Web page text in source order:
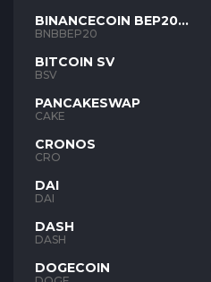
BINANCECOIN BEP20
BNB
BNBBEP20
BITCOIN SV
BSV
PANCAKESWAP
CAKE
CRONOS
CRO
DAI
DAI
DASH
DASH
DOGECOIN